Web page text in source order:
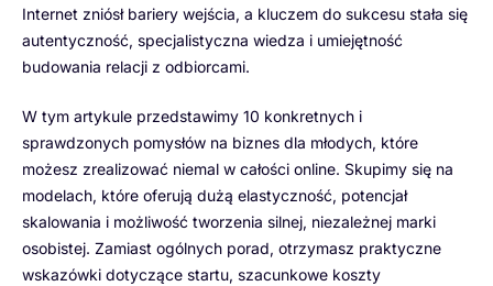
Internet zniósł bariery wejścia, a kluczem do sukcesu stała się
autentyczność, specjalistyczna wiedza i umiejętność
budowania relacji z odbiorcami.
W tym artykule przedstawimy 10 konkretnych i
sprawdzonych pomysłów na biznes dla młodych, które
możesz zrealizować niemal w całości online. Skupimy się na
modelach, które oferują dużą elastyczność, potencjał
skalowania i możliwość tworzenia silnej, niezależnej marki
osobistej. Zamiast ogólnych porad, otrzymasz praktyczne
wskazówki dotyczące startu, szacunkowe koszty